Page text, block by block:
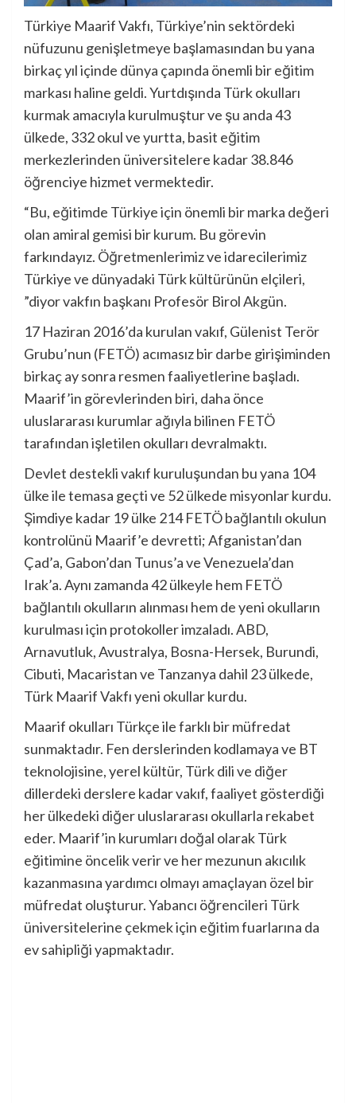
Türkiye Maarif Vakfı, Türkiye’nin sektördeki
nüfuzunu genişletmeye başlamasından bu yana
birkaç yıl içinde dünya çapında önemli bir eğitim
markası haline geldi. Yurtdışında Türk okulları
kurmak amacıyla kurulmuştur ve şu anda 43
ülkede, 332 okul ve yurtta, basit eğitim
merkezlerinden üniversitelere kadar 38.846
öğrenciye hizmet vermektedir.
“Bu, eğitimde Türkiye için önemli bir marka değeri
olan amiral gemisi bir kurum. Bu görevin
farkındayız. Öğretmenlerimiz ve idarecilerimiz
Türkiye ve dünyadaki Türk kültürünün elçileri,
”diyor vakfın başkanı Profesör Birol Akgün.
17 Haziran 2016’da kurulan vakıf, Gülenist Terör
Grubu’nun (FETÖ) acımasız bir darbe girişiminden
birkaç ay sonra resmen faaliyetlerine başladı.
Maarif’in görevlerinden biri, daha önce
uluslararası kurumlar ağıyla bilinen FETÖ
tarafından işletilen okulları devralmaktı.
Devlet destekli vakıf kuruluşundan bu yana 104
ülke ile temasa geçti ve 52 ülkede misyonlar kurdu.
Şimdiye kadar 19 ülke 214 FETÖ bağlantılı okulun
kontrolünü Maarif’e devretti; Afganistan’dan
Çad’a, Gabon’dan Tunus’a ve Venezuela’dan
Irak’a. Aynı zamanda 42 ülkeyle hem FETÖ
bağlantılı okulların alınması hem de yeni okulların
kurulması için protokoller imzaladı. ABD,
Arnavutluk, Avustralya, Bosna-Hersek, Burundi,
Cibuti, Macaristan ve Tanzanya dahil 23 ülkede,
Türk Maarif Vakfı yeni okullar kurdu.
Maarif okulları Türkçe ile farklı bir müfredat
sunmaktadır. Fen derslerinden kodlamaya ve BT
teknolojisine, yerel kültür, Türk dili ve diğer
dillerdeki derslere kadar vakıf, faaliyet gösterdiği
her ülkedeki diğer uluslararası okullarla rekabet
eder. Maarif’in kurumları doğal olarak Türk
eğitimine öncelik verir ve her mezunun akıcılık
kazanmasına yardımcı olmayı amaçlayan özel bir
müfredat oluşturur. Yabancı öğrencileri Türk
üniversitelerine çekmek için eğitim fuarlarına da
ev sahipliği yapmaktadır.